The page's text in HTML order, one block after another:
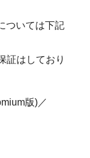
ついては下記
はしており
版)／